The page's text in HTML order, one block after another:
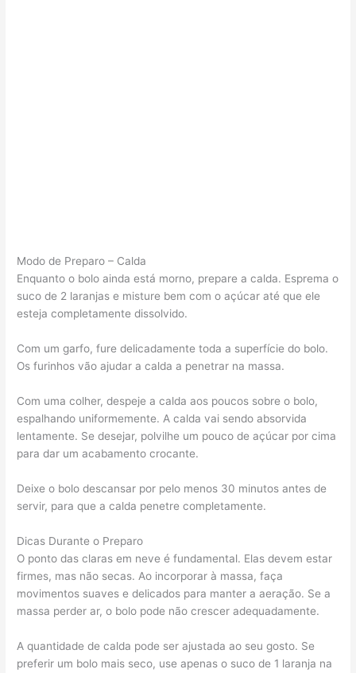
Modo de Preparo – Calda
Enquanto o bolo ainda está morno, prepare a calda. Esprema o
suco de 2 laranjas e misture bem com o açúcar até que ele
esteja completamente dissolvido.
Com um garfo, fure delicadamente toda a superfície do bolo.
Os furinhos vão ajudar a calda a penetrar na massa.
Com uma colher, despeje a calda aos poucos sobre o bolo,
espalhando uniformemente. A calda vai sendo absorvida
lentamente. Se desejar, polvilhe um pouco de açúcar por cima
para dar um acabamento crocante.
Deixe o bolo descansar por pelo menos 30 minutos antes de
servir, para que a calda penetre completamente.
Dicas Durante o Preparo
O ponto das claras em neve é fundamental. Elas devem estar
firmes, mas não secas. Ao incorporar à massa, faça
movimentos suaves e delicados para manter a aeração. Se a
massa perder ar, o bolo pode não crescer adequadamente.
A quantidade de calda pode ser ajustada ao seu gosto. Se
preferir um bolo mais seco, use apenas o suco de 1 laranja na